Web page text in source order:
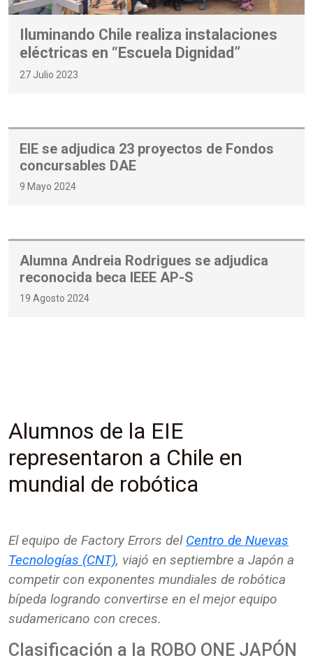
Iluminando Chile realiza instalaciones
eléctricas en “Escuela Dignidad”
27 Julio 2023
EIE se adjudica 23 proyectos de Fondos
concursables DAE
9 Mayo 2024
Alumna Andreia Rodrigues se adjudica
reconocida beca IEEE AP-S
19 Agosto 2024
Alumnos de la EIE
representaron a Chile en
mundial de robótica
El equipo de Factory Errors del Centro de Nuevas
Tecnologías (CNT), viajó en septiembre a Japón a
competir con exponentes mundiales de robótica
bípeda logrando convertirse en el mejor equipo
sudamericano con creces.
Clasificación a la ROBO ONE JAPÓN